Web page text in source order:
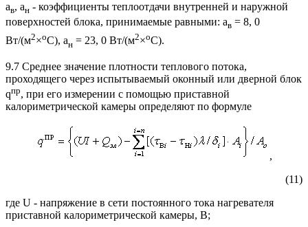
aв, aн - коэффициенты теплоотдачи внутренней и наружной
поверхностей блока, принимаемые равными: aв = 8, 0
Вт/(м2×оС), aн = 23, 0 Вт/(м2×оС).
9.7 Среднее значение плотности теплового потока,
проходящего через испытываемый оконный или дверной блок
qпр, при его измерении с помощью приставной
калориметрической камеры определяют по формуле
,
(11)
где U - напряжение в сети постоянного тока нагревателя
приставной калориметрической камеры, В;